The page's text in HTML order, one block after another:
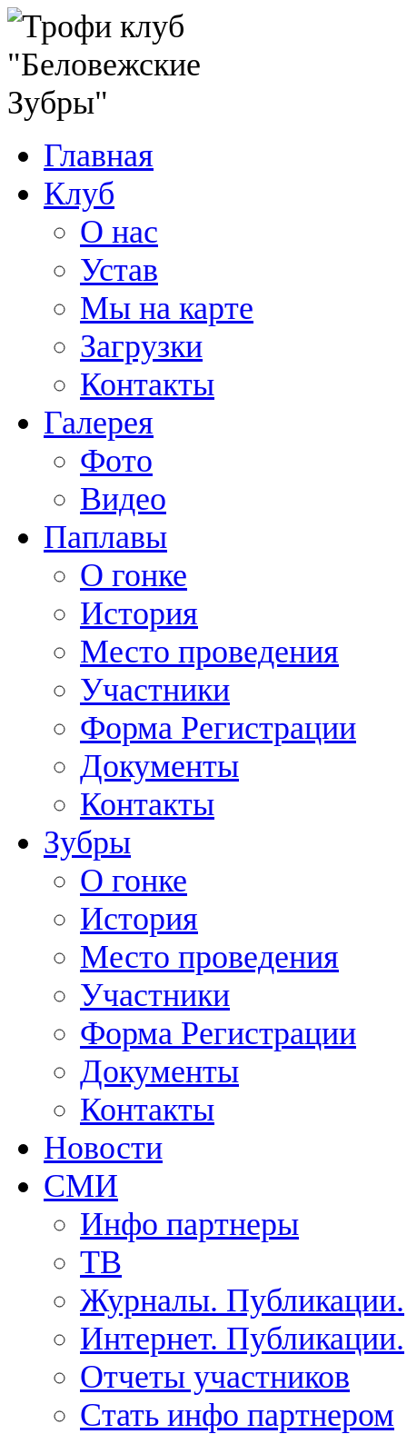
Главная
Клуб
О нас
Устав
Мы на карте
Загрузки
Контакты
Галерея
Фото
Видео
Паплавы
О гонке
История
Место проведения
Участники
Форма Регистрации
Документы
Контакты
Зубры
О гонке
История
Место проведения
Участники
Форма Регистрации
Документы
Контакты
Новости
СМИ
Инфо партнеры
ТВ
Журналы. Публикации.
Интернет. Публикации.
Отчеты участников
Стать инфо партнером